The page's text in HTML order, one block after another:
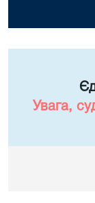
Увага,